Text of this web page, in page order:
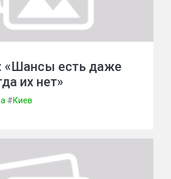
«Шансы есть даже
их нет»
#Киев